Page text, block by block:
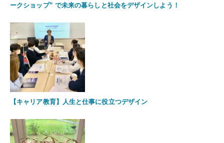
ークショップ” で未来の暮らしと社会をデザインしよう！
【キャリア教育】人生と仕事に役立つデザイン